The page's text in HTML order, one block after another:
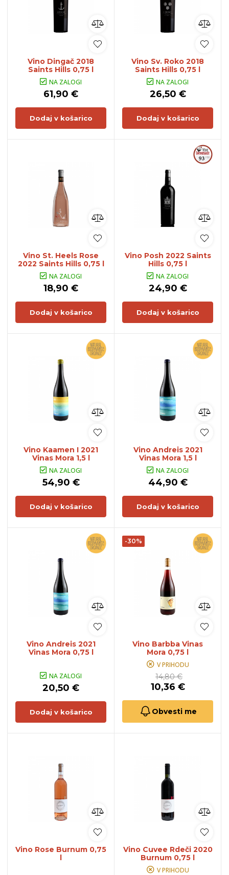
Vino Dingač 2018
Saints Hills 0,75 l
NA ZALOGI
61,90 €
Dodaj v košarico
Vino Sv. Roko 2018
Saints Hills 0,75 l
NA ZALOGI
26,50 €
Dodaj v košarico
Vino St. Heels Rose
2022 Saints Hills 0,75 l
NA ZALOGI
18,90 €
Dodaj v košarico
Vino Posh 2022 Saints
Hills 0,75 l
NA ZALOGI
24,90 €
Dodaj v košarico
Vino Kaamen I 2021
Vinas Mora 1,5 l
NA ZALOGI
54,90 €
Dodaj v košarico
Vino Andreis 2021
Vinas Mora 1,5 l
NA ZALOGI
44,90 €
Dodaj v košarico
Vino Andreis 2021
Vinas Mora 0,75 l
NA ZALOGI
20,50 €
Dodaj v košarico
-30%
Vino Barbba Vinas
Mora 0,75 l
V PRIHODU
14,80 €
10,36 €
Obvesti me
Vino Rose Burnum 0,75
l
Vino Cuvee Rdeči 2020
Burnum 0,75 l
V PRIHODU